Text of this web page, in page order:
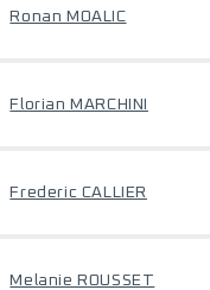
Ronan MOALIC
Florian MARCHINI
Frederic CALLIER
Melanie ROUSSET